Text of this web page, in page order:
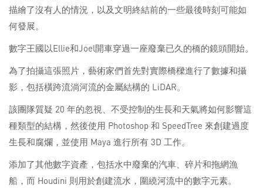
描繪了沒有人的情況，以及文明終結前的一些最後時刻可能如
何發展。
數字王國以Ellie和Joel開車穿過一座廢棄已久的橋的鏡頭開始。
為了拍攝這張照片，藝術家們首先對實際橋樑進行了數據和攝
影，包括橫跨流淌河流的金屬結構的 LiDAR。
該團隊質疑 20 年的忽視、不受控制的生長和天氣將如何影響這
種類型的結構，然後使用 Photoshop 和 SpeedTree 來創建過度
生長和腐爛，並使用 Maya 進行所有 3D 工作。
添加了其他數字資產，包括水中廢棄的汽車、碎片和拖網漁
船，而 Houdini 則用於創建流水，圍繞河流中的數字元素。